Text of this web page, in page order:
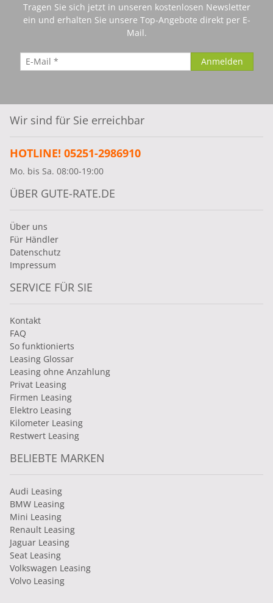
Tragen Sie sich jetzt in unseren kostenlosen Newsletter
ein und erhalten Sie unsere Top-Angebote direkt per E-
Mail.
Wir sind für Sie erreichbar
HOTLINE! 05251-2986910
Mo. bis Sa. 08:00-19:00
ÜBER GUTE-RATE.DE
Über uns
Für Händler
Datenschutz
Impressum
SERVICE FÜR SIE
Kontakt
FAQ
So funktionierts
Leasing Glossar
Leasing ohne Anzahlung
Privat Leasing
Firmen Leasing
Elektro Leasing
Kilometer Leasing
Restwert Leasing
BELIEBTE MARKEN
Audi Leasing
BMW Leasing
Mini Leasing
Renault Leasing
Jaguar Leasing
Seat Leasing
Volkswagen Leasing
Volvo Leasing